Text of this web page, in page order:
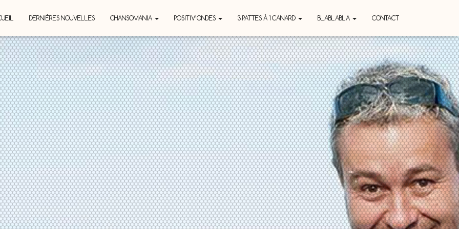
DERNIÈRES NOUVELLES CHANSOMANIA POSITIV’ONDES 3 PATTES À 1 CANARD BLABLABLA CONTACT